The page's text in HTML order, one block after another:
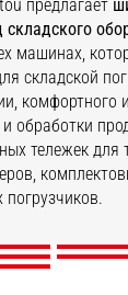
предлагает
машинах,
складской
комфортного
обработки
тележек для
ES